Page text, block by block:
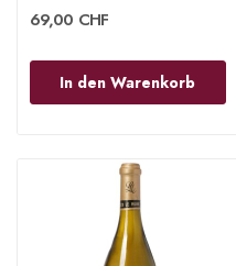
69,00 CHF
In den Warenkorb